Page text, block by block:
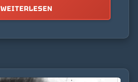
WEITERLESEN